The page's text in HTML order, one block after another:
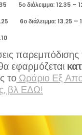
5ο διάλειμμα: 12.35 –
6ο διάλειμμα: 13.25 –
παρεμπόδισης
εφαρμόζεται
ς το Ωράριο Εξ
βλ ΕΔΩ!